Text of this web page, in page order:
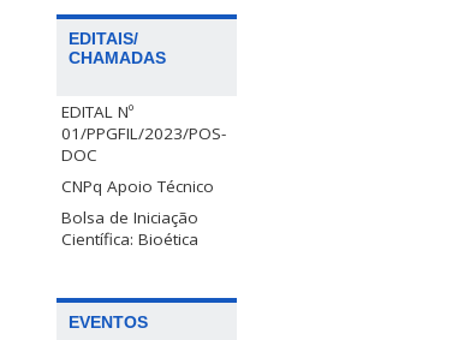
EDITAIS/
CHAMADAS
EDITAL Nº
01/PPGFIL/2023/POS-
DOC
CNPq Apoio Técnico
Bolsa de Iniciação
Científica: Bioética
EVENTOS